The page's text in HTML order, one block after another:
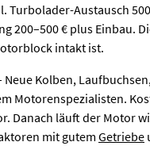
Turbolader-Austausch
200–500 € plus Einbau.
intakt ist.
Neue Kolben,
Motorenspezialisten.
Danach läuft der Motor
mit gutem Getriebe